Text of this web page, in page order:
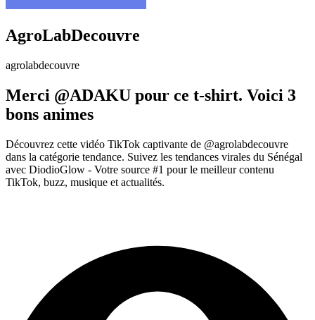
AgroLabDecouvre
agrolabdecouvre
Merci @ADAKU pour ce t-shirt. Voici 3
bons animes
Découvrez cette vidéo TikTok captivante de @agrolabdecouvre
dans la catégorie tendance. Suivez les tendances virales du Sénégal
avec DiodioGlow - Votre source #1 pour le meilleur contenu
TikTok, buzz, musique et actualités.